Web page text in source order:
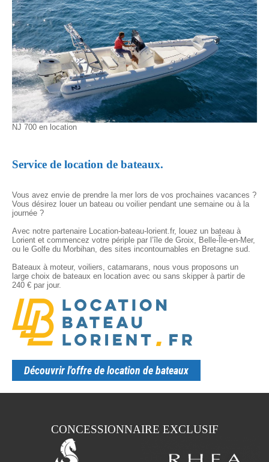
NJ 700 en location
Service de location de bateaux.
Vous avez envie de prendre la mer lors de vos prochaines vacances ?
Vous désirez louer un bateau ou voilier pendant une semaine ou à la
journée ?
Avec notre partenaire Location-bateau-lorient.fr, louez un bateau à
Lorient et commencez votre périple par l’île de Groix, Belle-Île-en-Mer,
ou le Golfe du Morbihan, des sites incontournables en Bretagne sud.
Bateaux à moteur, voiliers, catamarans, nous vous proposons un
large choix de bateaux en location avec ou sans skipper à partir de
240 € par jour.
Découvrir l'offre de location de bateaux
CONCESSIONNAIRE EXCLUSIF